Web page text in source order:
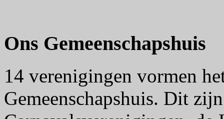
Ons Gemeenschapshuis
14 verenigingen vormen
Gemeenschapshuis. Dit